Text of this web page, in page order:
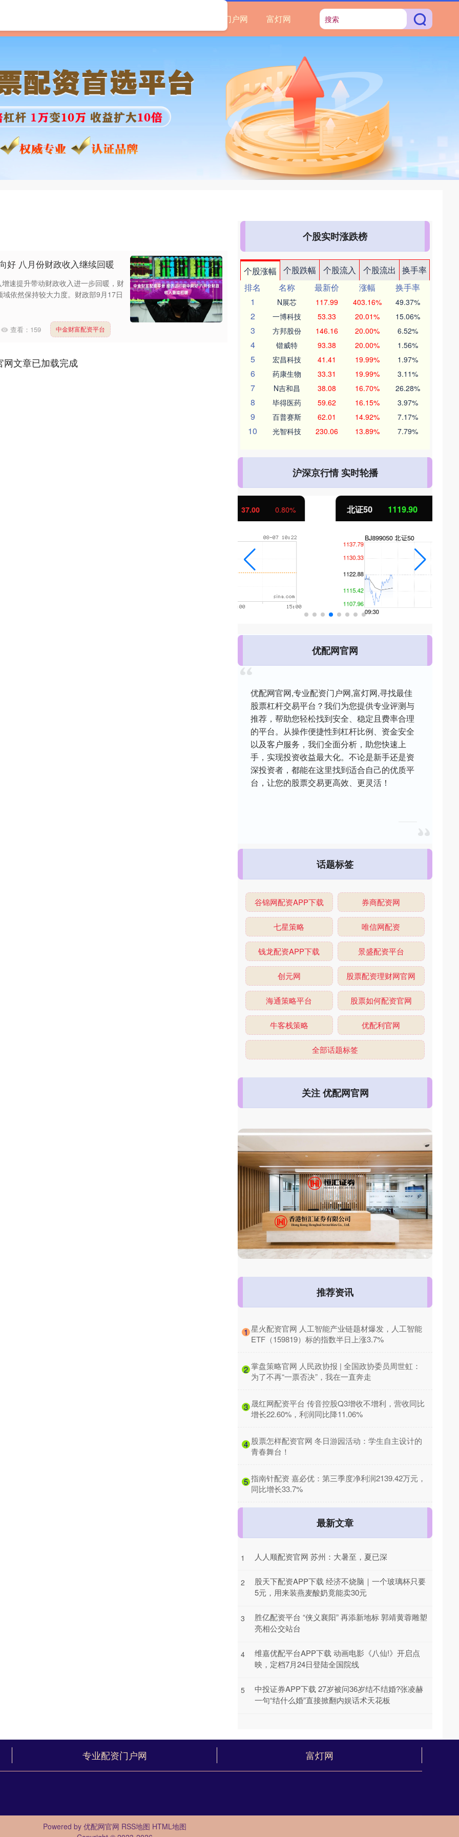
专业配资门户网 富灯网
好 八月份财政收入继续回暖
速提升带动财政收入进一步回暖，财
依然保持较大力度。财政部9月17日
查看： 159 中金财富配资平台
网文章已加载完成
个股实时涨跌榜
个股涨幅 个股跌幅 个股流入 个股流出
换手率
排名
名称 最新价 涨幅
换手率
1
N展芯 117.99 403.16% 49.37%
2 一博科技 53.33 20.01% 15.06%
3 方邦股份 146.16 20.00% 6.52%
4 锴威特 93.38 20.00% 1.56%
5 宏昌科技 41.41 19.99% 1.97%
6 药康生物 33.31 19.99% 3.11%
7 N吉和昌 38.08 16.70% 26.28%
8 毕得医药 59.62 16.15% 3.97%
9 百普赛斯 62.01 14.92% 7.17%
10 光智科技 230.06 13.89% 7.79%
沪深京行情 实时轮播
北证50 -2.97 -0.27%
优配网官网
优配网官网,专业配资门户网,富灯网,寻找最佳
股票杠杆交易平台？我们为您提供专业评测与
推荐，帮助您轻松找到安全、稳定且费率合理
的平台。从操作便捷性到杠杆比例、资金安全
以及客户服务，我们全面分析，助您快速上
手，实现投资收益最大化。不论是新手还是资
深投资者，都能在这里找到适合自己的优质平
台，让您的股票交易更高效、更灵活！
话题标签
谷锦网配资APP下载 券商配资网
七星策略 唯信网配资
钱龙配资APP下载 景盛配资平台
创元网 股票配资理财网官网
海通策略平台 股票如何配资官网
牛客栈策略 优配利官网
全部话题标签
关注 优配网官网
推荐资讯
1 ​星火配资官网 人工智能产业链题材爆发，人工智能
ETF（159819）标的指数半日上涨3.7%
2 ​掌盘策略官网 人民政协报 | 全国政协委员周世虹：
为了不再“一票否决”，我在一直奔走
3 ​晟红网配资平台 传音控股Q3增收不增利，营收同比
增长22.60%，利润同比降11.06%
4 ​股票怎样配资官网 冬日游园活动：学生自主设计的
青春舞台！
5 ​指南针配资 嘉必优：第三季度净利润2139.42万元，
同比增长33.7%
最新文章
1 人人顺配资官网 苏州：大暑至，夏已深
2
股天下配资APP下载 经济不烧脑｜一个玻璃杯只要
5元，用来装燕麦酸奶竟能卖30元
3
胜亿配资平台 “侠义襄阳” 再添新地标 郭靖黄蓉雕塑
亮相公交站台
4
维嘉优配平台APP下载 动画电影《八仙!》开启点
映，定档7月24日登陆全国院线
5
中投证券APP下载 27岁被问36岁结不结婚?张凌赫
一句“结什么婚”直接掀翻内娱话术天花板
专业配资门户网 富灯网
Powered by 优配网官网 RSS地图 HTML地图